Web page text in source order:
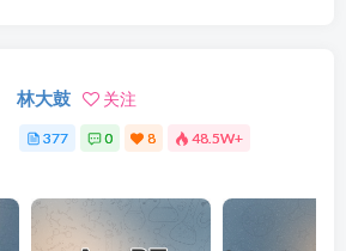
林大鼓 关注
377 0 8 48.5W+